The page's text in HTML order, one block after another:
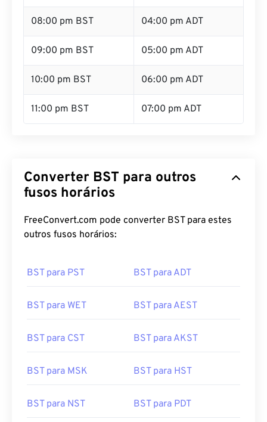
08:00 pm BST 04:00 pm ADT
09:00 pm BST 05:00 pm ADT
10:00 pm BST 06:00 pm ADT
11:00 pm BST 07:00 pm ADT
Converter BST para outros
fusos horários
FreeConvert.com pode converter BST para estes
outros fusos horários:
BST para PST BST para ADT
BST para WET BST para AEST
BST para CST BST para AKST
BST para MSK BST para HST
BST para NST BST para PDT